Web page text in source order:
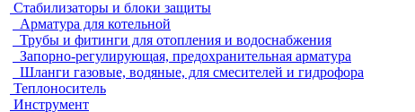
Стабилизаторы и блоки защиты
Арматура для котельной
Трубы и фитинги для отопления и водоснабжения
Запорно-регулирующая, предохранительная арматура
Шланги газовые, водяные, для смесителей и гидрофора
Теплоноситель
Инструмент